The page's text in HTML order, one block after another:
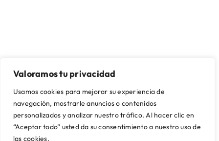
Valoramos tu privacidad
Usamos cookies para mejorar su experiencia de
navegación, mostrarle anuncios o contenidos
personalizados y analizar nuestro tráfico. Al hacer clic en
“Aceptar todo” usted da su consentimiento a nuestro uso de
las cookies.
SOBRE NOSOTROS
Artikalia Pro
Servicio de Proyectos
Trabaja con nosotros
CONTACTO Y ASISTENCIA
Contacto
Envío y montaje
Financiación
Preguntas frecuentes